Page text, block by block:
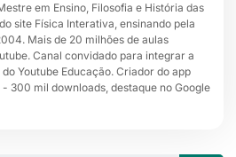
em Ensino, Filosofia e História das
site Física Interativa, ensinando pela
Mais de 20 milhões de aulas
Canal convidado para integrar a
Youtube Educação. Criador do app
300 mil downloads, destaque no Google